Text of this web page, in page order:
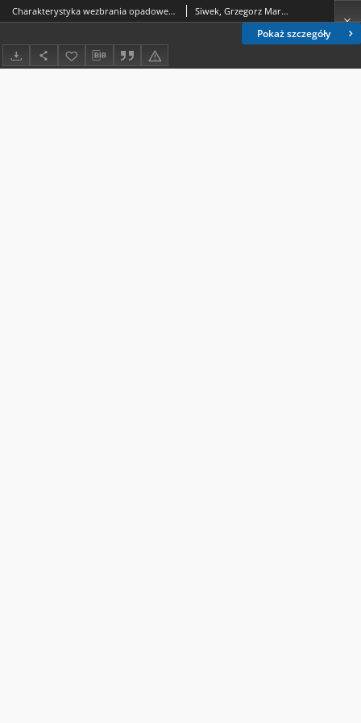
Pokaż szczegóły
Charakterystyka wezbrania opadowego w zlewni górnego Wieprza w maju 2014 roku Siwek, Grzegorz Marcin